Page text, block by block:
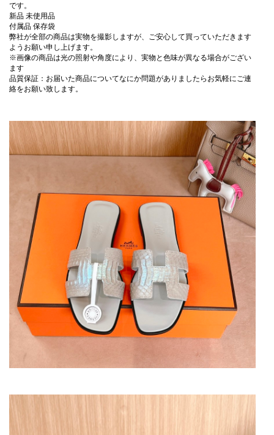
です。
新品 未使用品
付属品 保存袋
弊社が全部の商品は実物を撮影しますが、ご安心して買っていただきます
ようお願い申し上げます。
※画像の商品は光の照射や角度により、実物と色味が異なる場合がござい
ます
品質保証：お届いた商品についてなにか問題がありましたらお気軽にご連
絡をお願い致します。